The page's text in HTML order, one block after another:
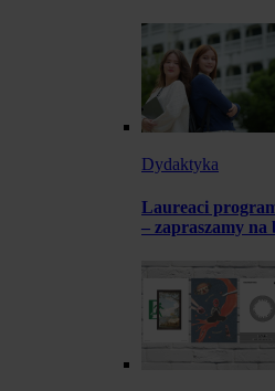
Dydaktyka
Laureaci
– zapraszamy na